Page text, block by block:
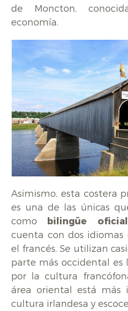
de Moncton,
economía.
Asimismo, esta costera
es una de las únicas
como
bilingüe
cuenta con dos idiomas
el francés. Se utilizan
parte más occidental es
por la cultura
área oriental está más
cultura irlandesa y